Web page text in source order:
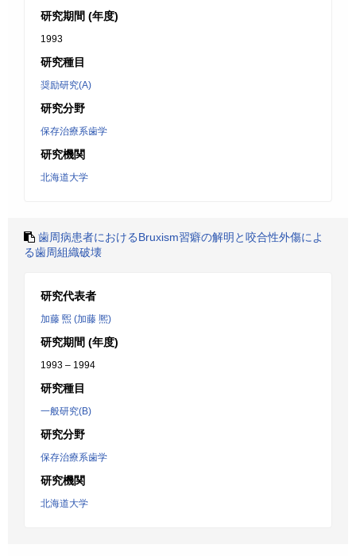
研究期間 (年度)
1993
研究種目
奨励研究(A)
研究分野
保存治療系歯学
研究機関
北海道大学
歯周病患者におけるBruxism習癖の解明と咬合性外傷によ
る歯周組織破壊
研究代表者
加藤 煕 (加藤 熈)
研究期間 (年度)
1993 – 1994
研究種目
一般研究(B)
研究分野
保存治療系歯学
研究機関
北海道大学